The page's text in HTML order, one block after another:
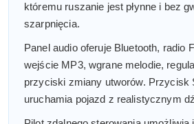
któremu ruszanie jest płynne i bez
szarpnięcia.
Panel audio oferuje Bluetooth, radio
wejście MP3, wgrane melodie,
przyciski zmiany utworów. Przycisk
uruchamia pojazd z realistycznym